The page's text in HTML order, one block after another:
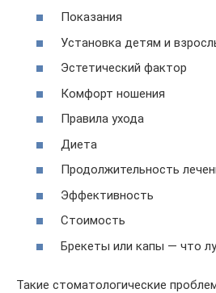
Показания
Установка детям и
Эстетический фактор
Комфорт ношения
Правила ухода
Диета
Продолжительность
Эффективность
Стоимость
Брекеты или капы — что
Такие стоматологические